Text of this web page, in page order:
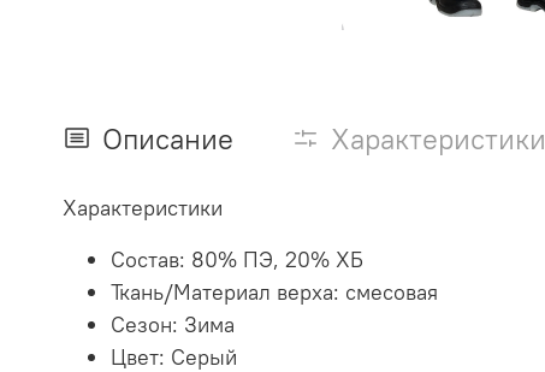
Описание Характеристики
Характеристики
Состав: 80% ПЭ, 20% ХБ
Ткань/Материал верха: смесовая
Сезон: Зима
Цвет: Серый